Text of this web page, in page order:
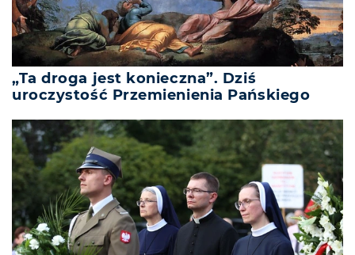
„Ta droga jest konieczna”. Dziś
uroczystość Przemienienia Pańskiego